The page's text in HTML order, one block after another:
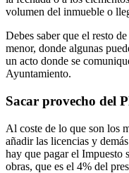
volumen del inmueble o
Debes saber que el resto
menor, donde algunas
un acto donde se
Ayuntamiento.
Sacar provecho del
Al coste de lo que son los
añadir las licencias y
hay que pagar el Impuesto
obras, que es el 4% del